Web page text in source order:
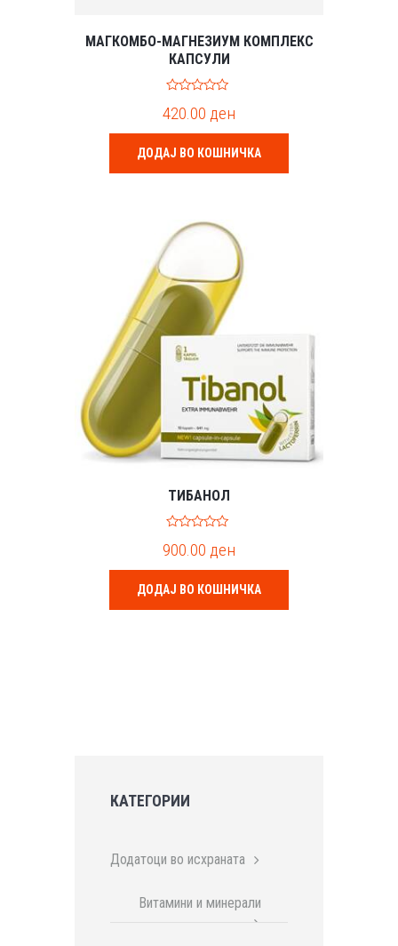
МАГКОМБО-МАГНЕЗИУМ КОМПЛЕКС
КАПСУЛИ
o
t
o
f
5
420.00 ден
ДОДАЈ ВО КОШНИЧКА
ТИБАНОЛ
o
t
o
f
5
900.00 ден
ДОДАЈ ВО КОШНИЧКА
КАТЕГОРИИ
Додатоци во исхраната
Витамини и минерали